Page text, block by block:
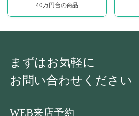
40万円台の商品
まずはお気軽に
お問い合わせください
WEB来店予約